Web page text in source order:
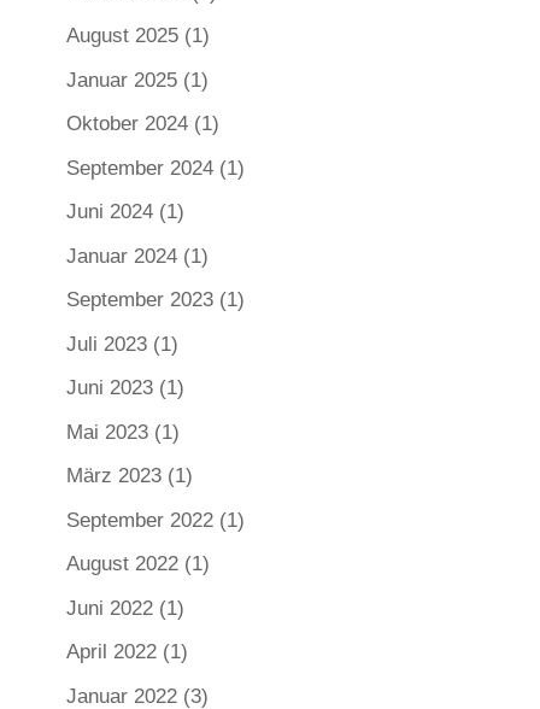
August 2025(1)
Januar 2025(1)
Oktober 2024(1)
September 2024(1)
Juni 2024(1)
Januar 2024(1)
September 2023(1)
Juli 2023(1)
Juni 2023(1)
Mai 2023(1)
März 2023(1)
September 2022(1)
August 2022(1)
Juni 2022(1)
April 2022(1)
Januar 2022(3)